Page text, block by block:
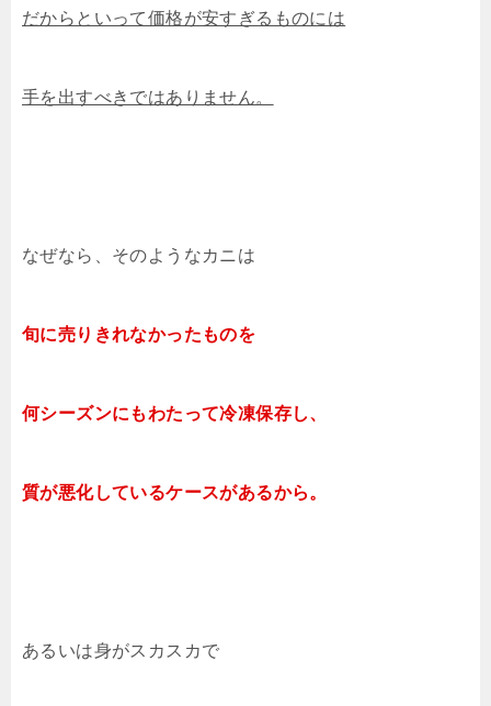
だからといって価格が安すぎるものには
手を出すべきではありません。
なぜなら、そのようなカニは
旬に売りきれなかったものを
何シーズンにもわたって冷凍保存し、
質が悪化しているケースがあるから。
あるいは身がスカスカで